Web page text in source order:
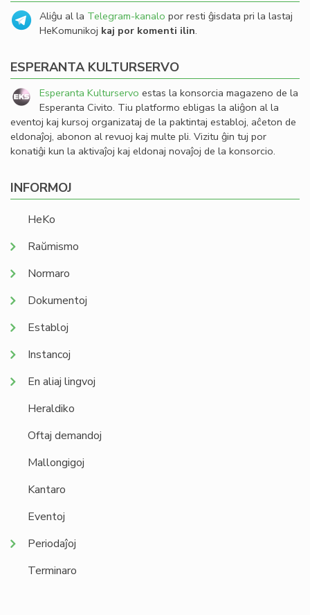
Aliĝu al la Telegram-kanalo por resti ĝisdata pri la lastaj
HeKomunikoj kaj por komenti ilin.
ESPERANTA KULTURSERVO
Esperanta Kulturservo estas la konsorcia magazeno de la
Esperanta Civito. Tiu platformo ebligas la aliĝon al la
eventoj kaj kursoj organizataj de la paktintaj establoj, aĉeton de
eldonaĵoj, abonon al revuoj kaj multe pli. Vizitu ĝin tuj por
konatiĝi kun la aktivaĵoj kaj eldonaj novaĵoj de la konsorcio.
INFORMOJ
HeKo
Raŭmismo
Normaro
Dokumentoj
Establoj
Instancoj
En aliaj lingvoj
Heraldiko
Oftaj demandoj
Mallongigoj
Kantaro
Eventoj
Periodaĵoj
Terminaro